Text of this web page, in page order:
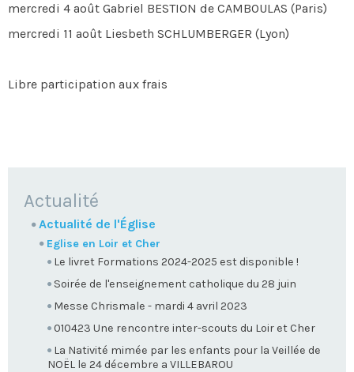
mercredi 4 août Gabriel BESTION de CAMBOULAS (Paris)
mercredi 11 août Liesbeth SCHLUMBERGER (Lyon)
Libre participation aux frais
NAVIGATION
Actualité
Actualité de l'Église
Eglise en Loir et Cher
Le livret Formations 2024-2025 est disponible !
Soirée de l'enseignement catholique du 28 juin
Messe Chrismale - mardi 4 avril 2023
010423 Une rencontre inter-scouts du Loir et Cher
La Nativité mimée par les enfants pour la Veillée de
NOËL le 24 décembre a VILLEBAROU